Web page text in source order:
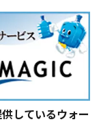
しているウォー